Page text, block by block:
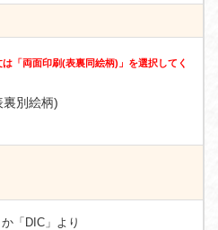
「両面印刷(表裏同絵柄)」を選択してく
裏別絵柄)
「DIC」より